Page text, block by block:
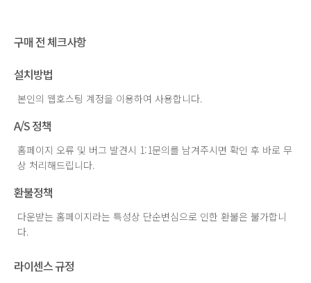
구매 전 체크사항
설치방법
본인의 웹호스팅 계정을 이용하여 사용합니다.
A/S 정책
홈페이지 오류 및 버그 발견시 1:1문의를 남겨주시면 확인 후 바로 무
상 처리해드립니다.
환불정책
다운받는 홈페이지라는 특성상 단순변심으로 인한 환불은 불가합니
다.
라이센스 규정